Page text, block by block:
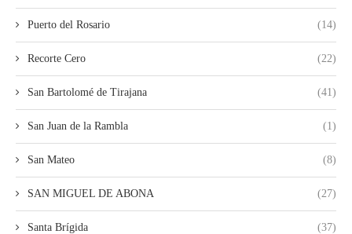
Puerto del Rosario (14)
Recorte Cero (22)
San Bartolomé de Tirajana (41)
San Juan de la Rambla (1)
San Mateo (8)
SAN MIGUEL DE ABONA (27)
Santa Brígida (37)